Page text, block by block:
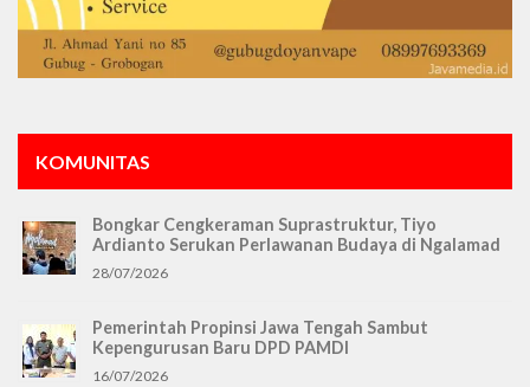
KOMUNITAS
Bongkar Cengkeraman Suprastruktur, Tiyo
Ardianto Serukan Perlawanan Budaya di Ngalamad
28/07/2026
Pemerintah Propinsi Jawa Tengah Sambut
Kepengurusan Baru DPD PAMDI
16/07/2026